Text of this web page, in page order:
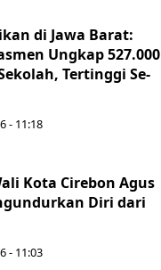
di Jawa Barat:
Ungkap 527.000
Tertinggi Se-
- 11:18
Kota Cirebon Agus
Diri dari
- 11:03